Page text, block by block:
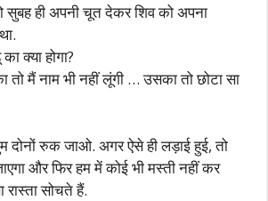
सुबह ही अपनी चूत देकर शिव को अपना
क्या होगा?
तो मैं नाम भी नहीं लूंगी … उसका तो छोटा सा
दोनों रुक जाओ. अगर ऐसे ही लड़ाई हुई, तो
और फिर हम में कोई भी मस्ती नहीं कर
रास्ता सोचते हैं.